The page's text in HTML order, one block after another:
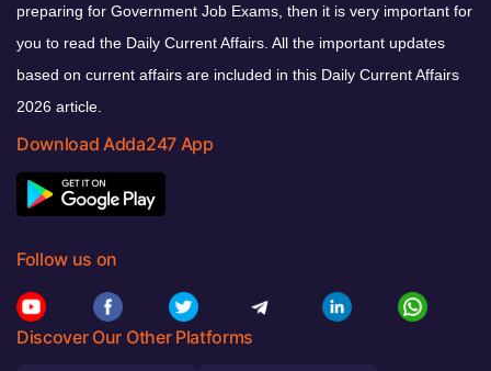
preparing for Government Job Exams, then it is very important for
you to read the Daily Current Affairs. All the important updates
based on current affairs are included in this Daily Current Affairs
2026 article.
Download Adda247 App
Follow us on
Discover Our Other Platforms